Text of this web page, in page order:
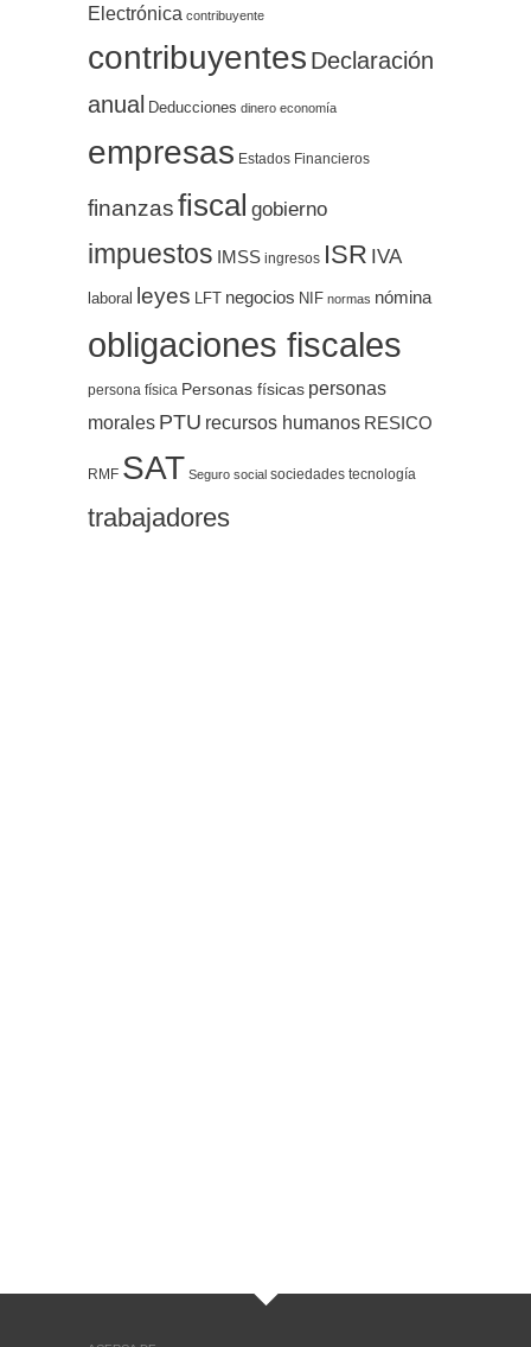
Electrónica contribuyente
contribuyentes Declaración
anual Deducciones dinero economía
empresas Estados Financieros
finanzasfiscal gobierno
impuestos IMSS ingresos ISR IVA
laboral leyes LFT negocios NIF normas nómina
obligaciones fiscales
persona física Personas físicas personas
morales PTU recursos humanos RESICO
RMF SAT Seguro social sociedades tecnología
trabajadores